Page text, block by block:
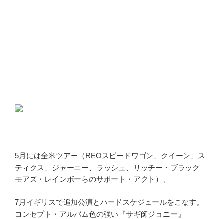
5月には全米ツアー（REOスピードワゴン、クイーン、ス
ティクス、ジャーニー、ラッシュ、リッチー・ブラック
モアズ・レインボーらのサポート・アクト）、
7月イギリスで追加公演とハードスケジュールをこなす。
コンセプト・アルバム色の強い『サギ師ジョニー』